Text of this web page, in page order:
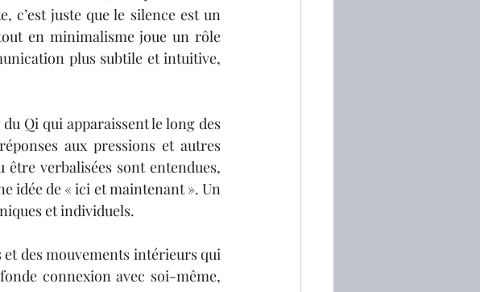
c’est juste que le silence est un
en minimalisme joue un rôle
plus subtile et intuitive,
Qi qui apparaissent le long des
aux pressions et autres
verbalisées sont entendues,
idée de « ici et maintenant ». Un
et individuels.
et des mouvements intérieurs qui
connexion avec soi-même,